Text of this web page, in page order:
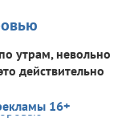
утрам, невольно
действительно
16+